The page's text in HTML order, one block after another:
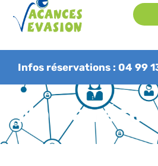
Infos réservations : 04 99
Notre